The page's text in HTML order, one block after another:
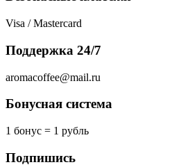
Visa / Mastercard
Поддержка 24/7
aromacoffee@mail.ru
Бонусная система
1 бонус = 1 рубль
Подпишись